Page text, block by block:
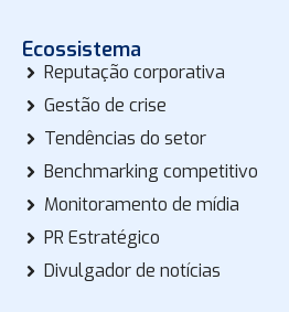
Ecossistema
Reputação corporativa
Gestão de crise
Tendências do setor
Benchmarking competitivo
Monitoramento de mídia
PR Estratégico
Divulgador de notícias